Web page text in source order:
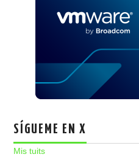
SÍGUEME EN X
Mis tuits